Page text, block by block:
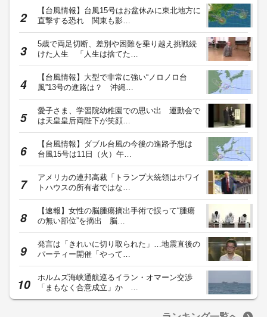
【台風情報】台風15号はお盆休みに東北地方に
直撃する恐れ 関東も影…
5歳で両足切断、差別や困難を乗り越え挑戦続
けた人生 「人生は捨てた…
【台風情報】大型で非常に強い“ノロノロ台
風”13号の進路は？ 沖縄…
愛子さま、学習院幼稚園での思い出 運動会で
は天皇皇后両陛下が笑顔…
【台風情報】ダブル台風の今後の進路予想は
台風15号は11日（火）午…
アメリカの連邦高裁「トランプ大統領はホワイ
トハウスの所有者ではな…
【速報】女性の脳腫瘍摘出手術で誤って“腫瘍
の無い部位”を摘出 脳…
発言は「きれいに切り取られた」…地震直後の
パーティー開催「やって…
ホルムズ海峡通航巡るイラン・オマーン交渉
「まもなく合意成立」か …